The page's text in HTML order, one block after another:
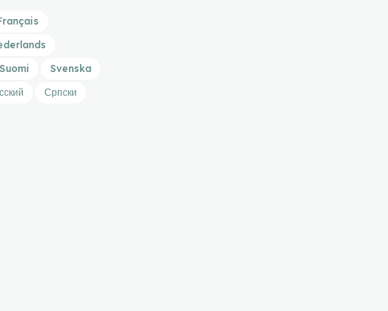
Suomi
Svenska
Српски